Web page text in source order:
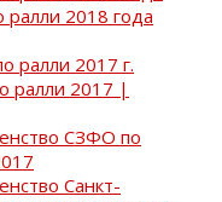
ралли 2018 года
ралли 2017 г.
ралли 2017 |
СЗФО по
Санкт-